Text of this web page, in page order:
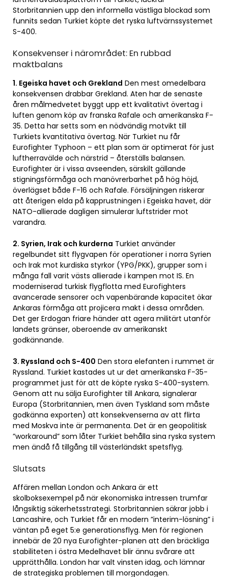
Storbritannien upp den informella västliga blockad som
funnits sedan Turkiet köpte det ryska luftvärnssystemet
S-400.
Konsekvenser i närområdet: En rubbad
maktbalans
1. Egeiska havet och Grekland Den mest omedelbara
konsekvensen drabbar Grekland. Aten har de senaste
åren målmedvetet byggt upp ett kvalitativt övertag i
luften genom köp av franska Rafale och amerikanska F-
35. Detta har setts som en nödvändig motvikt till
Turkiets kvantitativa övertag. När Turkiet nu får
Eurofighter Typhoon – ett plan som är optimerat för just
luftherravälde och närstrid – återställs balansen.
Eurofighter är i vissa avseenden, särskilt gällande
stigningsförmåga och manövrerbarhet på hög höjd,
överlägset både F-16 och Rafale. Försäljningen riskerar
att återigen elda på kapprustningen i Egeiska havet, där
NATO-allierade dagligen simulerar luftstrider mot
varandra.
2. Syrien, Irak och kurderna Turkiet använder
regelbundet sitt flygvapen för operationer i norra Syrien
och Irak mot kurdiska styrkor (YPG/PKK), grupper som i
många fall varit västs allierade i kampen mot IS. En
moderniserad turkisk flygflotta med Eurofighters
avancerade sensorer och vapenbärande kapacitet ökar
Ankaras förmåga att projicera makt i dessa områden.
Det ger Erdogan friare händer att agera militärt utanför
landets gränser, oberoende av amerikanskt
godkännande.
3. Ryssland och S-400 Den stora elefanten i rummet är
Ryssland. Turkiet kastades ut ur det amerikanska F-35-
programmet just för att de köpte ryska S-400-system.
Genom att nu sälja Eurofighter till Ankara, signalerar
Europa (Storbritannien, men även Tyskland som måste
godkänna exporten) att konsekvenserna av att flirta
med Moskva inte är permanenta. Det är en geopolitisk
”workaround” som låter Turkiet behålla sina ryska system
men ändå få tillgång till västerländskt spetsflyg.
Slutsats
Affären mellan London och Ankara är ett
skolboksexempel på när ekonomiska intressen trumfar
långsiktig säkerhetsstrategi. Storbritannien säkrar jobb i
Lancashire, och Turkiet får en modern ”interim-lösning” i
väntan på eget 5:e generationsflyg. Men för regionen
innebär de 20 nya Eurofighter-planen att den bräckliga
stabiliteten i östra Medelhavet blir ännu svårare att
upprätthålla. London har valt vinsten idag, och lämnar
de strategiska problemen till morgondagen.